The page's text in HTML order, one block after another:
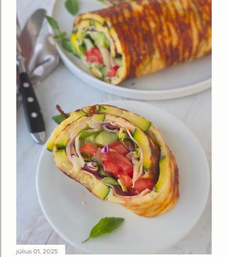
július 01, 2025